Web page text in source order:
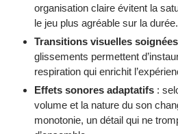
organisation claire évitent la
le jeu plus agréable sur la durée.
Transitions visuelles soignées
glissements permettent
respiration qui enrichit
Effets sonores adaptatifs :
volume et la nature du son
monotonie, un détail qui ne